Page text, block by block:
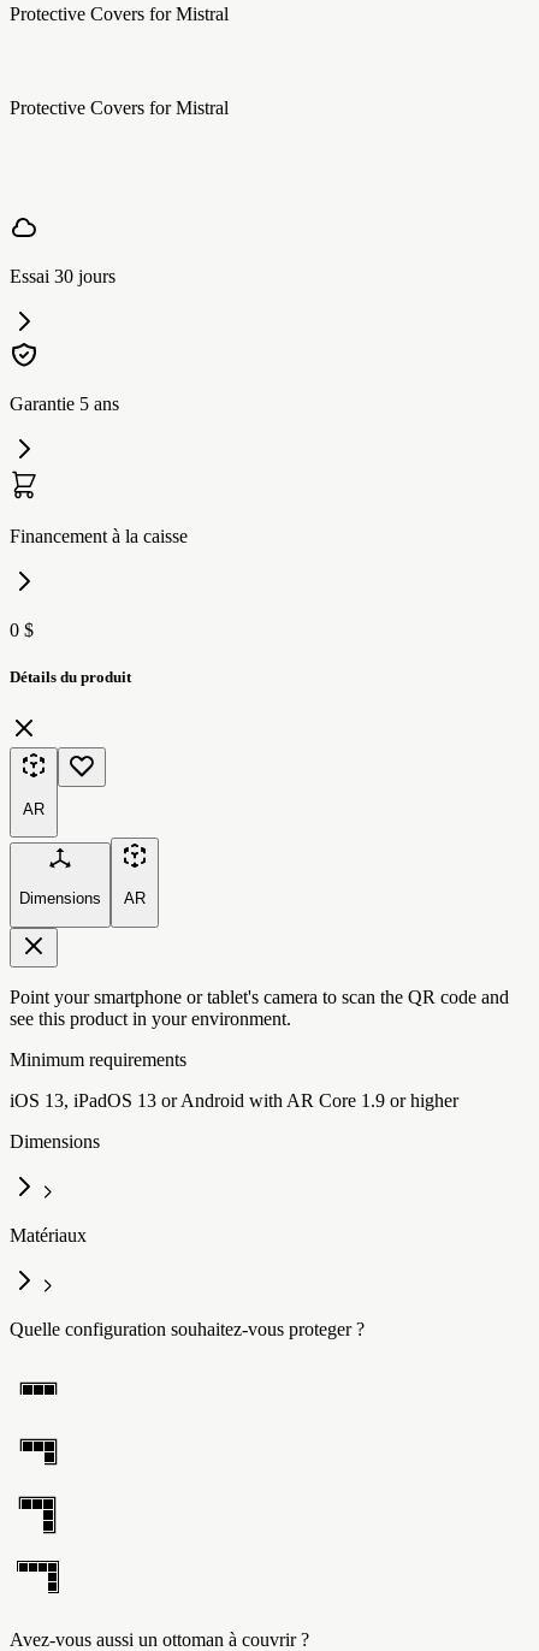
Protective Covers for Mistral
Protective Covers for Mistral
Essai 30 jours
Garantie 5 ans
Financement à la caisse
0 $
Détails du produit
AR
Dimensions AR
Point your smartphone or tablet's camera to scan the QR code and
see this product in your environment.
Minimum requirements
iOS 13, iPadOS 13 or Android with AR Core 1.9 or higher
Dimensions
Matériaux
Quelle configuration souhaitez-vous proteger ?
Avez-vous aussi un ottoman à couvrir ?